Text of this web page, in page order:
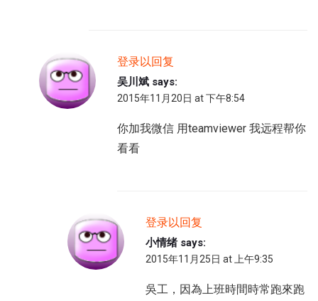
登录以回复
吴川斌 says:
2015年11月20日 at 下午8:54
你加我微信 用teamviewer 我远程帮你
看看
登录以回复
小情绪 says:
2015年11月25日 at 上午9:35
吳工，因為上班時間時常跑來跑